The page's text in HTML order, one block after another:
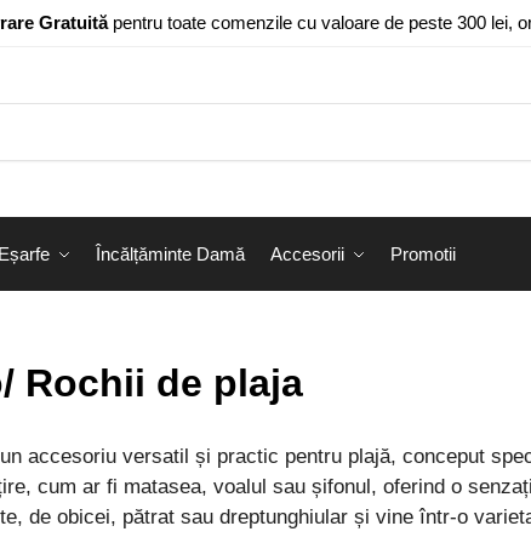
Gratuităpentru toate comenzile cu valoare de peste 300 lei,
Eșarfe Încălțăminte Damă Accesorii Promotii
Rochii de plaja
accesoriu versatil și practic pentru plajă, conceput
cum ar fi matasea, voalul sau șifonul, oferind o
de obicei, pătrat sau dreptunghiular și vine într-o